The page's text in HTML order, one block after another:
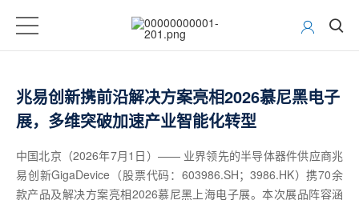
兆易创新携前沿解决方案亮相2026慕尼黑电子
展，多维突破加速产业智能化转型
中国北京（2026年7月1日）—— 业界领先的半导体器件供应商兆
易创新GigaDevice（股票代码：603986.SH；3986.HK）携70余
款产品及解决方案亮相2026慕尼黑上海电子展。本次展品阵容涵